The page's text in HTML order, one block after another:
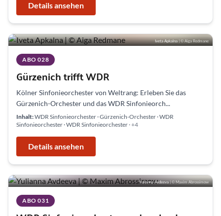
Details ansehen
Iveta Apkalna| © Aiga Redmane
ABO 028
Gürzenich trifft WDR
Kölner Sinfonieorchester von Weltrang: Erleben Sie das
Gürzenich-Orchester und das WDR Sinfonieorch...
Inhalt:WDR Sinfonieorchester · Gürzenich-Orchester · WDR
Sinfonieorchester · WDR Sinfonieorchester · +4
Details ansehen
Yulianna Avdeeva| © Maxim Abrossimow
ABO 031